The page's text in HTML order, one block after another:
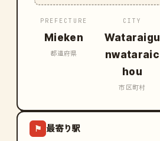
PREFECTURE
Mieken
都道府県
CITY
Wataraigu
nwataraic
hou
市区町村
⚑ 最寄り駅